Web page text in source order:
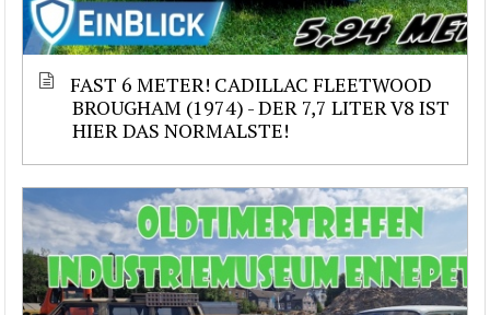
FAST 6 METER! CADILLAC FLEETWOOD
BROUGHAM (1974) - DER 7,7 LITER V8 IST
HIER DAS NORMALSTE!